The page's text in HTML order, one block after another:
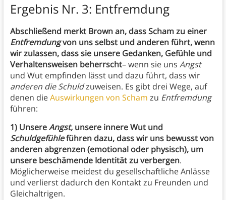
Ergebnis Nr. 3: Entfremdung
Abschließend merkt Brown an, dass Scham zu einer
Entfremdungvon uns selbst und anderen führt, wenn
wir zulassen, dass sie unsere Gedanken, Gefühle und
Verhaltensweisen beherrscht– wenn sie uns Angst
und Wut empfinden lässt und dazu führt, dass wir
anderen die Schuldzuweisen. Es gibt drei Wege, auf
denen dieAuswirkungen von Scham zu Entfremdung
führen:
1) UnsereAngst,unsere innere Wut und
Schuldgefühleführen dazu, dass wir uns bewusst von
anderen abgrenzen (emotional oder physisch), um
unsere beschämende Identität zu verbergen.
Möglicherweise meidest du gesellschaftliche Anlässe
und verlierst dadurch den Kontakt zu Freunden und
Gleichaltrigen.